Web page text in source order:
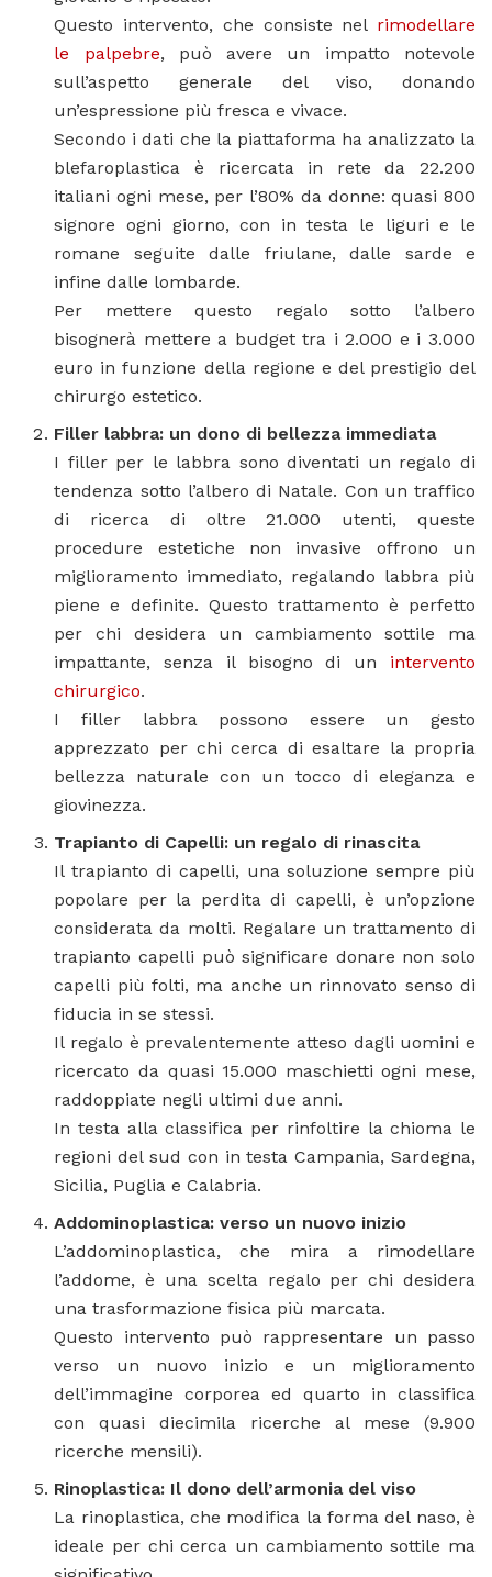
Questo intervento, che consiste nel rimodellare
le palpebre, può avere un impatto notevole
sull’aspetto generale del viso, donando
un’espressione più fresca e vivace.
Secondo i dati che la piattaforma ha analizzato la
blefaroplastica è ricercata in rete da 22.200
italiani ogni mese, per l’80% da donne: quasi 800
signore ogni giorno, con in testa le liguri e le
romane seguite dalle friulane, dalle sarde e
infine dalle lombarde.
Per mettere questo regalo sotto l’albero
bisognerà mettere a budget tra i 2.000 e i 3.000
euro in funzione della regione e del prestigio del
chirurgo estetico.
Filler labbra: un dono di bellezza immediata
I filler per le labbra sono diventati un regalo di
tendenza sotto l’albero di Natale. Con un traffico
di ricerca di oltre 21.000 utenti, queste
procedure estetiche non invasive offrono un
miglioramento immediato, regalando labbra più
piene e definite. Questo trattamento è perfetto
per chi desidera un cambiamento sottile ma
impattante, senza il bisogno di un intervento
chirurgico.
I filler labbra possono essere un gesto
apprezzato per chi cerca di esaltare la propria
bellezza naturale con un tocco di eleganza e
giovinezza.
Trapianto di Capelli: un regalo di rinascita
Il trapianto di capelli, una soluzione sempre più
popolare per la perdita di capelli, è un’opzione
considerata da molti. Regalare un trattamento di
trapianto capelli può significare donare non solo
capelli più folti, ma anche un rinnovato senso di
fiducia in se stessi.
Il regalo è prevalentemente atteso dagli uomini e
ricercato da quasi 15.000 maschietti ogni mese,
raddoppiate negli ultimi due anni.
In testa alla classifica per rinfoltire la chioma le
regioni del sud con in testa Campania, Sardegna,
Sicilia, Puglia e Calabria.
Addominoplastica: verso un nuovo inizio
L’addominoplastica, che mira a rimodellare
l’addome, è una scelta regalo per chi desidera
una trasformazione fisica più marcata.
Questo intervento può rappresentare un passo
verso un nuovo inizio e un miglioramento
dell’immagine corporea ed quarto in classifica
con quasi diecimila ricerche al mese (9.900
ricerche mensili).
Rinoplastica: Il dono dell’armonia del viso
La rinoplastica, che modifica la forma del naso, è
ideale per chi cerca un cambiamento sottile ma